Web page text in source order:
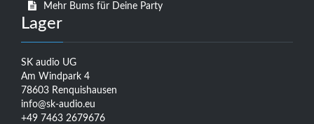
Mehr Bums für Deine Party
Lager
SK audio UG
Am Windpark 4
78603 Renquishausen
info@sk-audio.eu
+49 7463 2679676